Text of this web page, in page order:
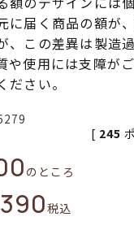
に届く商品の額が
、この差異は製造
や使用には支障が
ださい。
のところ
税込
[ 245